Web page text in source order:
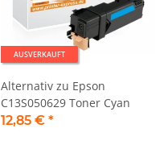
AUSVERKAUFT
Alternativ zu Epson
C13S050629 Toner Cyan
12,85 € *